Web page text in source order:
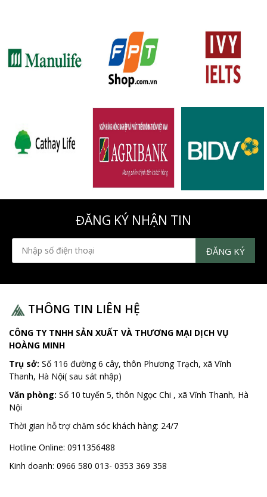
ĐĂNG KÝ NHẬN TIN
THÔNG TIN LIÊN HỆ
CÔNG TY TNHH SẢN XUẤT VÀ THƯƠNG MẠI DỊCH VỤ
HOÀNG MINH
Trụ sở: Số 116 đường 6 cây, thôn Phương Trạch, xã Vĩnh
Thanh, Hà Nội( sau sát nhập)
Văn phòng: Số 10 tuyến 5, thôn Ngọc Chi , xã Vĩnh Thanh, Hà
Nội
Thời gian hỗ trợ chăm sóc khách hàng: 24/7
Hotline Online: 0911356488
Kinh doanh: 0966 580 013- 0353 369 358